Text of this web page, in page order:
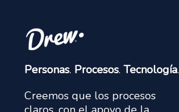
Personas. Procesos. Tecnología.
Creemos que los procesos